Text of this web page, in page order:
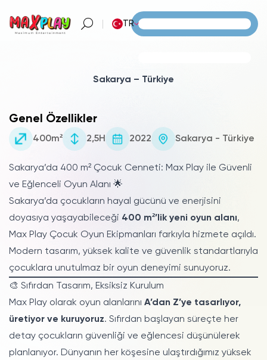
TR
Sakarya – Türkiye
Genel Özellikler
400m² 2,5H 2022 Sakarya - Türkiye
Sakarya’da 400 m² Çocuk Cenneti: Max Play ile Güvenli
ve Eğlenceli Oyun Alanı 🌟
Sakarya’da çocukların hayal gücünü ve enerjisini
doyasıya yaşayabileceği 400 m²’lik yeni oyun alanı,
Max Play Çocuk Oyun Ekipmanları farkıyla hizmete açıldı.
Modern tasarım, yüksek kalite ve güvenlik standartlarıyla
çocuklara unutulmaz bir oyun deneyimi sunuyoruz.
🎨 Sıfırdan Tasarım, Eksiksiz Kurulum
Max Play olarak oyun alanlarını A’dan Z’ye tasarlıyor,
üretiyor ve kuruyoruz. Sıfırdan başlayan süreçte her
detay çocukların güvenliği ve eğlencesi düşünülerek
planlanıyor. Dünyanın her köşesine ulaştırdığımız yüksek